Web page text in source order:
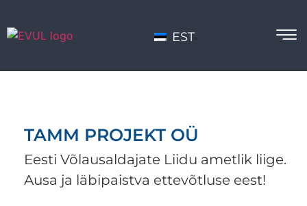
EST
TAMM PROJEKT OÜ
Eesti Võlausaldajate Liidu ametlik liige.
Ausa ja läbipaistva ettevõtluse eest!